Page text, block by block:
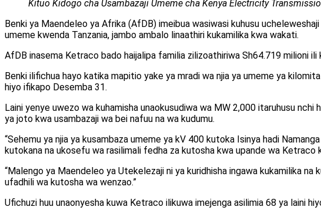
Kituo Kidogo cha Usambazaji Umeme cha Kenya Electricity
Benki ya Maendeleo ya Afrika (AfDB) imeibua wasiwasi kuhusu
umeme kwenda Tanzania, jambo ambalo linaathiri kukamilika kwa wakati.
AfDB inasema Ketraco bado haijalipa familia zilizoathiriwa Sh64.719 milioni ili
Benki ilifichua hayo katika mapitio yake ya mradi wa njia ya umeme ya
hiyo ifikapo Desemba 31.
Laini yenye uwezo wa kuhamisha unaokusudiwa wa MW 2,000 itaruhusu
ya joto kwa usambazaji wa bei nafuu na wa kudumu.
“Sehemu ya njia ya kusambaza umeme ya kV 400 kutoka Isinya hadi
kutokana na ukosefu wa rasilimali fedha za kutosha kwa upande wa Ketraco
“Malengo ya Maendeleo ya Utekelezaji ni ya kuridhisha ingawa kukamilika
ufadhili wa kutosha wa wenzao.”
Ufichuzi huu unaonyesha kuwa Ketraco ilikuwa imejenga asilimia 68 ya laini